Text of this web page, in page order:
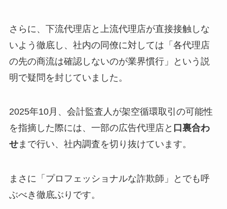
さらに、下流代理店と上流代理店が直接接触しな
いよう徹底し、社内の同僚に対しては「各代理店
の先の商流は確認しないのが業界慣行」という説
明で疑問を封じていました。
2025年10月、会計監査人が架空循環取引の可能性
を指摘した際には、一部の広告代理店と 口裏合わ
せまで行い、社内調査を切り抜けています。
まさに「プロフェッショナルな詐欺師」とでも呼
ぶべき徹底ぶりです。